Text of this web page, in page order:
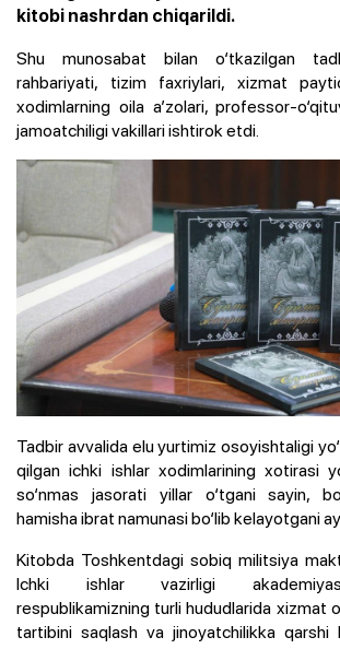
kitobi nashrdan chiqarildi.
Shu munosabat bilan o‘tkazilgan
rahbariyati, tizim faxriylari, xizmat
xodimlarning oila a’zolari, professor-
jamoatchiligi vakillari ishtirok etdi.
Tadbir avvalida elu yurtimiz osoyishtaligi
qilgan ichki ishlar xodimlarining xotirasi
so‘nmas jasorati yillar o‘tgani sayin,
hamisha ibrat namunasi bo‘lib kelayotgani
Kitobda Toshkentdagi sobiq militsiya
Ichki ishlar vazirligi
respublikamizning turli hududlarida xizmat
tartibini saqlash va jinoyatchilikka qarshi